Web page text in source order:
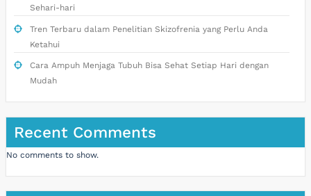
Sehari-hari
Tren Terbaru dalam Penelitian Skizofrenia yang Perlu Anda
Ketahui
Cara Ampuh Menjaga Tubuh Bisa Sehat Setiap Hari dengan
Mudah
Recent Comments
No comments to show.